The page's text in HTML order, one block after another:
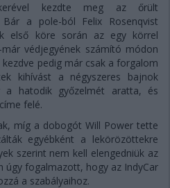
kezdte meg az őrült
a pole-ból Felix Rosenqvist
első köre során az egy körrel
védjegyének számító módon
pedig már csak a forgalom
kihívást a négyszeres bajnok
hatodik győzelmét aratta, és
felé.
míg a dobogót Will Power tette
egyébként a lekörözöttekre
szerint nem kell elengedniük az
úgy fogalmazott, hogy az IndyCar
a szabályaihoz.